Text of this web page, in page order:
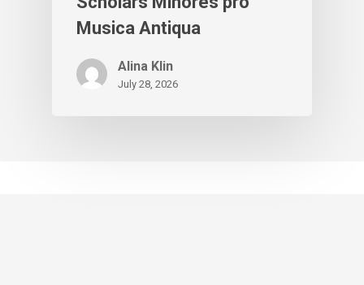
Musica Antiqua
Alina Klin
July 28, 2026